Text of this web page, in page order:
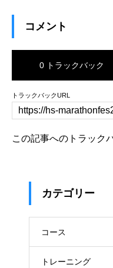
コメント
0 トラックバック
トラックバックURL
この記事へのトラック
カテゴリー
コース
トレーニング